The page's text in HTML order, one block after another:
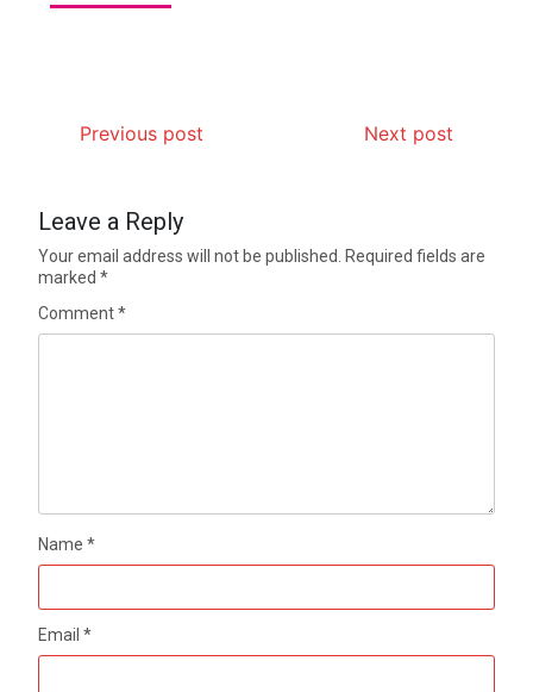
Previous post Next post
Leave a Reply
Your email address will not be published. Required fields are
marked*
Comment*
Name*
Email*